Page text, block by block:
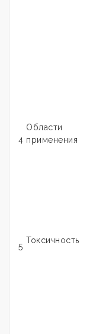
4
Области
применения
5
Токсичность